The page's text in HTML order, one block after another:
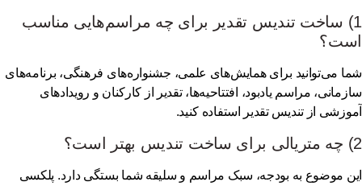
1) ساخت تندیس تقدیر برای چه مراسم‌هایی مناسب
می‌توانید برای همایش‌های علمی، جشنواره‌های فرهنگی، برنامه‌های
مراسم یادبود، افتتاحیه‌ها، تقدیر از کارکنان و رویدادهای
از تندیس تقدیر استفاده کنید.
موضوع به بودجه، سبک مراسم و سلیقه شما بستگی دارد. پلکسی